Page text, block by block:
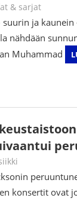
Hirn
& sarjat
ja kaunein
nähdään
Muhammad
Hirn
konsertit ovat